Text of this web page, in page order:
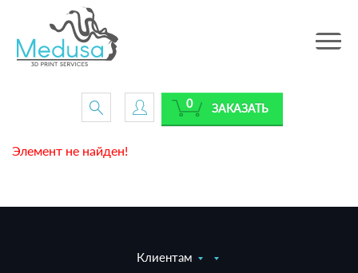
Toggle
ЗАКАЗАТЬ
0
Элемент не найден!
Клиентам